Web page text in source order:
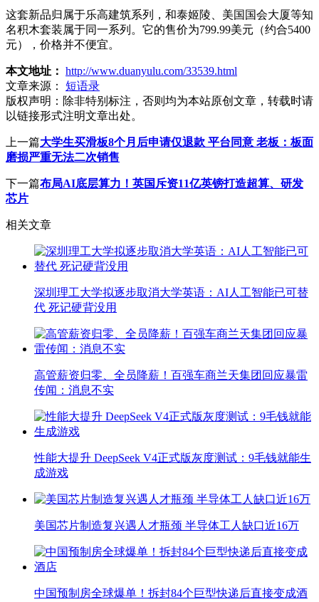
这套新品归属于乐高建筑系列，和泰姬陵、美国国会大厦等知
名积木套装属于同一系列。它的售价为799.99美元（约合5400
元），价格并不便宜。
本文地址： http://www.duanyulu.com/33539.html
文章来源：
短语录
版权声明： 除非特别标注，否则均为本站原创文章，转载时请
以链接形式注明文章出处。
上一篇大学生买滑板8个月后申请仅退款 平台同意 老板：板面
磨损严重无法二次销售
下一篇布局AI底层算力！英国斥资11亿英镑打造超算、研发
芯片
相关文章
深圳理工大学拟逐步取消大学英语：AI人工智能已可替
代 死记硬背没用
高管薪资归零、全员降薪！百强车商兰天集团回应暴雷
传闻：消息不实
性能大提升 DeepSeek V4正式版灰度测试：9毛钱就能生
成游戏
美国芯片制造复兴遇人才瓶颈 半导体工人缺口近16万
中国预制房全球爆单！拆封84个巨型快递后直接变成酒